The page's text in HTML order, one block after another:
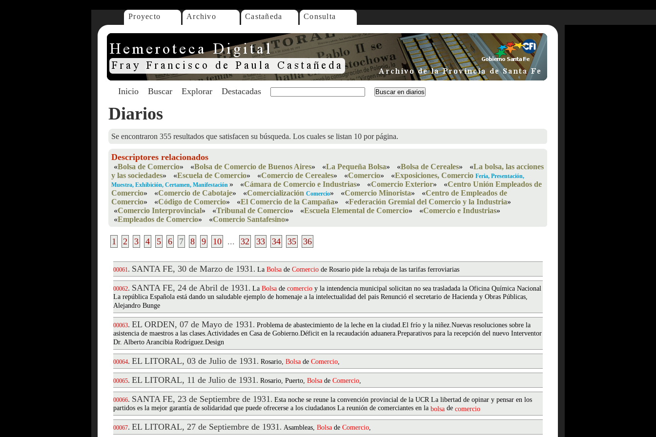
Proyecto Archivo Castañeda Consulta
Inicio Buscar Explorar Destacadas
Diarios
Se encontraron 355 resultados que satisfacen su búsqueda. Los cuales se listan 10 por página.
Descriptores relacionados
«Bolsa de Comercio» «Bolsa de Comercio de Buenos Aires» «La Pequeña Bolsa» «Bolsa de Cereales» «La bolsa, las acciones
y las sociedades» «Escuela de Comercio» «Comercio de Cereales» «Comercio» «Exposiciones, Comercio Feria, Presentación,
Muestra, Exhibición, Certamen, Manifestación » «Cámara de Comercio e Industrias» «Comercio Exterior» «Centro Unión Empleados de
Comercio» «Comercio de Cabotaje» «Comercialización Comercio» «Comercio Minorista» «Centro de Empleados de
Comercio» «Código de Comercio» «El Comercio de la Campaña» «Federación Gremial del Comercio y la Industria»
«Comercio Interprovincial» «Tribunal de Comercio» «Escuela Elemental de Comercio» «Comercio e Industrias»
«Empleados de Comercio» «Comercio Santafesino»
1 2 3 4 5 6 7 8 9 10 ... 32 33 34 35 36
00061. SANTA FE, 30 de Marzo de 1931. La Bolsa de Comercio de Rosario pide la rebaja de las tarifas ferroviarias
00062. SANTA FE, 24 de Abril de 1931. La Bolsa de comercio y la intendencia municipal solicitan no sea trasladada la Oficina Química Nacional
La república Española está dando un saludable ejemplo de homenaje a la intelectualidad del pais Renunció el secretario de Hacienda y Obras Públicas,
Alejandro Bunge
00063. EL ORDEN, 07 de Mayo de 1931. Problema de abastecimiento de la leche en la ciudad.El frío y la niñez.Nuevas resoluciones sobre la
asistencia de maestros a las clases.Actividades en Casa de Gobierno.Déficit en la recaudación aduanera.Preparativos para la recepción del nuevo Interventor
Dr. Alberto Arancibia Rodríguez.Design
00064. EL LITORAL, 03 de Julio de 1931. Rosario, Bolsa de Comercio,
00065. EL LITORAL, 11 de Julio de 1931. Rosario, Puerto, Bolsa de Comercio,
00066. SANTA FE, 23 de Septiembre de 1931. Esta noche se reune la convención provincial de la UCR La libertad de opinar y pensar en los
partidos es la mejor garantía de solidaridad que puede ofrecerse a los ciudadanos La reunión de comerciantes en la bolsa de comercio
00067. EL LITORAL, 27 de Septiembre de 1931. Asambleas, Bolsa de Comercio,